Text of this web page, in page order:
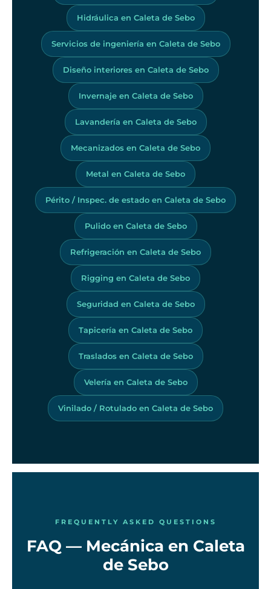
Hidráulica en Caleta de Sebo
Servicios de ingeniería en Caleta de Sebo
Diseño interiores en Caleta de Sebo
Invernaje en Caleta de Sebo
Lavandería en Caleta de Sebo
Mecanizados en Caleta de Sebo
Metal en Caleta de Sebo
Périto / Inspec. de estado en Caleta de Sebo
Pulido en Caleta de Sebo
Refrigeración en Caleta de Sebo
Rigging en Caleta de Sebo
Seguridad en Caleta de Sebo
Tapicería en Caleta de Sebo
Traslados en Caleta de Sebo
Velería en Caleta de Sebo
Vinilado / Rotulado en Caleta de Sebo
FREQUENTLY ASKED QUESTIONS
FAQ — Mecánica en Caleta
de Sebo